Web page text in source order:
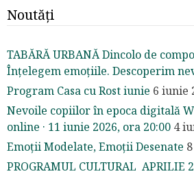
Noutăți
TABĂRĂ URBANĂ Dincolo de
Înțelegem emoțiile. Descoperim
Program Casa cu Rost iunie 6 iunie
Nevoile copiilor în epoca digitală
online · 11 iunie 2026, ora 20:00 4
Emoții Modelate, Emoții Desenate
PROGRAMUL CULTURAL APRILIE